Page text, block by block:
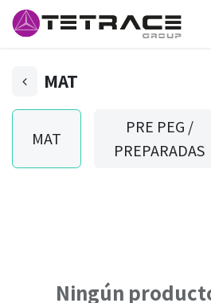
MAT
MAT
PRE PEG /
PREPARADAS
Ningún